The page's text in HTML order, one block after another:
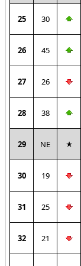
25 30
26 45
27 26
28 38
29 NE
30 19
31 25
32 21